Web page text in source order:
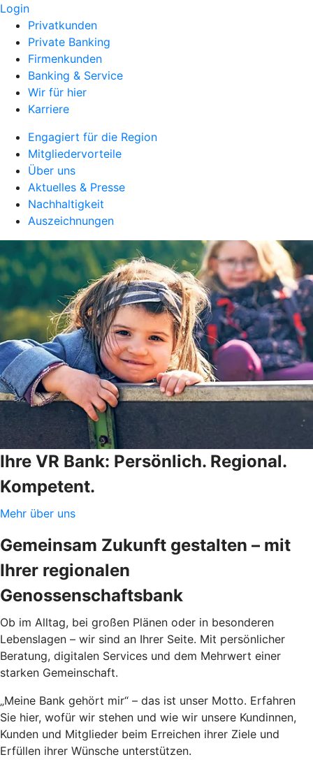
Login
Privatkunden
Private Banking
Firmenkunden
Banking & Service
Wir für hier
Karriere
Engagiert für die Region
Mitgliedervorteile
Über uns
Aktuelles & Presse
Nachhaltigkeit
Auszeichnungen
Ihre VR Bank: Persönlich. Regional.
Kompetent.
Mehr über uns
Gemeinsam Zukunft gestalten – mit
Ihrer regionalen
Genossenschaftsbank
Ob im Alltag, bei großen Plänen oder in besonderen
Lebenslagen – wir sind an Ihrer Seite. Mit persönlicher
Beratung, digitalen Services und dem Mehrwert einer
starken Gemeinschaft.
„Meine Bank gehört mir“ – das ist unser Motto. Erfahren
Sie hier, wofür wir stehen und wie wir unsere Kundinnen,
Kunden und Mitglieder beim Erreichen ihrer Ziele und
Erfüllen ihrer Wünsche unterstützen.